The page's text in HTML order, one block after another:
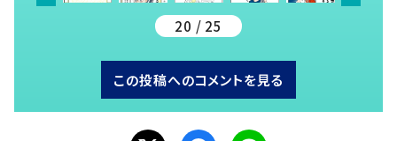
20 / 25
この投稿へのコメントを見る